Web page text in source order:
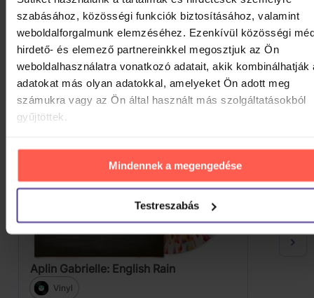
szabásához, közösségi funkciók biztosításához, valamint
weboldalforgalmunk elemzéséhez. Ezenkívül közösségi
hirdető- és elemező partnereinkkel megosztjuk az Ön
weboldalhasználatra vonatkozó adatait, akik kombinálhatják
adatokat más olyan adatokkal, amelyeket Ön adott meg
számukra vagy az Ön által használt más szolgáltatásokból
gyűjtöttek.
Mindennek a megengedése
Testreszabás
HASONLÓ TERMÉKEK
Lehet, hogy tetszeni fog néhány további apróság is.
Vessen rá egy pillantást.
Aplin Gabrielle: English Rain
Vinyl